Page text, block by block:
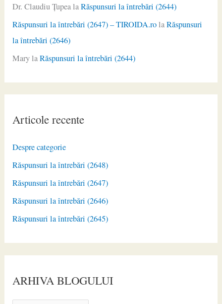
Dr. Claudiu ŢupealaRăspunsuri la întrebări (2644)
Răspunsuri la întrebări (2647) – TIROIDA.rolaRăspunsuri
la întrebări (2646)
MarylaRăspunsuri la întrebări (2644)
Articole recente
Despre categorie
Răspunsuri la întrebări (2648)
Răspunsuri la întrebări (2647)
Răspunsuri la întrebări (2646)
Răspunsuri la întrebări (2645)
ARHIVA BLOGULUI